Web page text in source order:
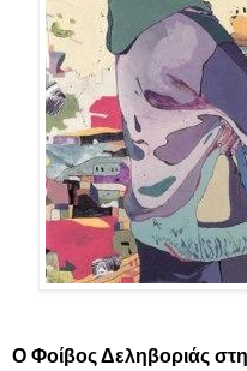
Ο Φοίβος Δεληβοριάς